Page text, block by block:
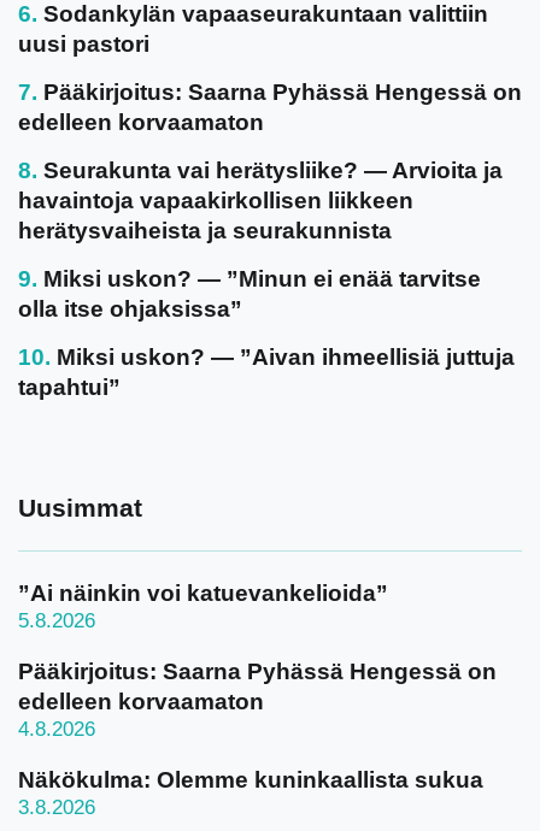
Sodankylän vapaaseurakuntaan valittiin
uusi pastori
Pääkirjoitus: Saarna Pyhässä Hengessä on
edelleen korvaamaton
Seurakunta vai herätysliike? — Arvioita ja
havaintoja vapaakirkollisen liikkeen
herätysvaiheista ja seurakunnista
Miksi uskon? — ”Minun ei enää tarvitse
olla itse ohjaksissa”
Miksi uskon? — ”Aivan ihmeellisiä juttuja
tapahtui”
Uusimmat
”Ai näinkin voi katuevankelioida”
5.8.2026
Pääkirjoitus: Saarna Pyhässä Hengessä on
edelleen korvaamaton
4.8.2026
Näkökulma: Olemme kuninkaallista sukua
3.8.2026